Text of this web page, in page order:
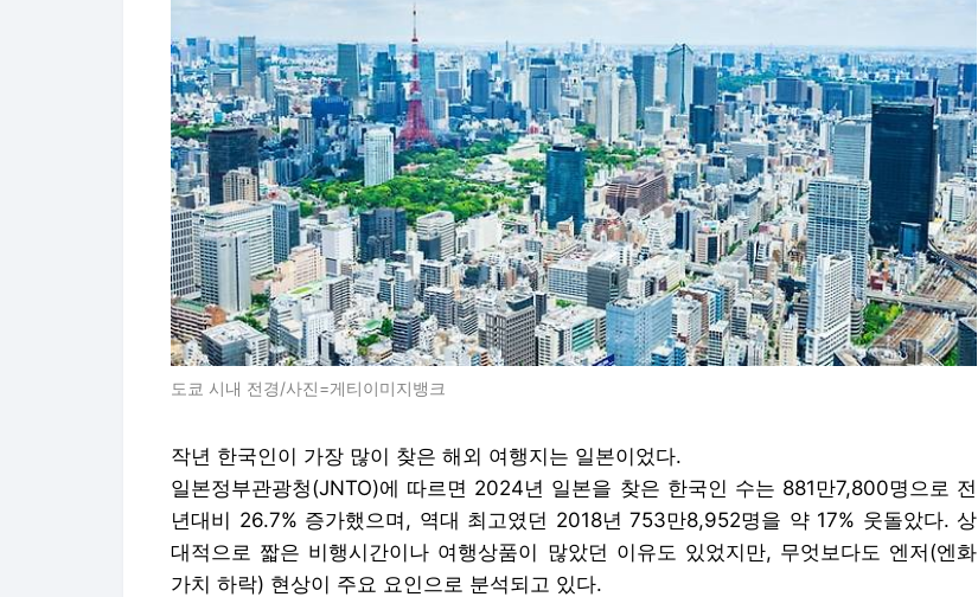
도쿄 시내 전경/사진=게티이미지뱅크
작년 한국인이 가장 많이 찾은 해외 여행지는 일본이었다.
일본정부관광청(JNTO)에 따르면 2024년 일본을 찾은 한국인 수는 881만7,800명으로 전
년대비 26.7% 증가했으며, 역대 최고였던 2018년 753만8,952명을 약 17% 웃돌았다. 상
대적으로 짧은 비행시간이나 여행상품이 많았던 이유도 있었지만, 무엇보다도 엔저(엔화
가치 하락) 현상이 주요 요인으로 분석되고 있다.